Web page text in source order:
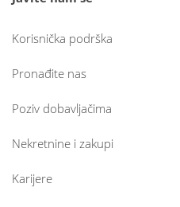
Korisnička podrška
Pronađite nas
Poziv dobavljačima
Nekretnine i zakupi
Karijere